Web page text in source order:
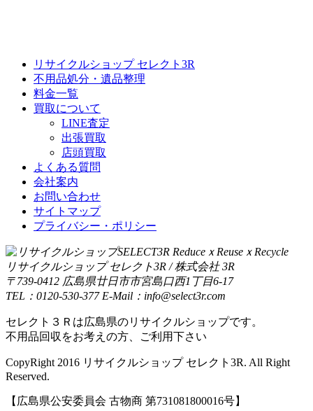
リサイクルショップ セレクト3R
不用品処分・遺品整理
料金一覧
買取について
LINE査定
出張買取
店頭買取
よくある質問
会社案内
お問い合わせ
サイトマップ
プライバシー・ポリシー
リサイクルショップ セレクト3R / 株式会社 3R
〒739-0412 広島県廿日市市宮島口西1丁目6-17
TEL：0120-530-377 E-Mail：info@select3r.com
セレクト３Ｒは広島県のリサイクルショップです。
不用品回収をお考えの方、ご利用下さい
CopyRight 2016 リサイクルショップ セレクト3R. All Right
Reserved.
【広島県公安委員会 古物商 第731081800016号】